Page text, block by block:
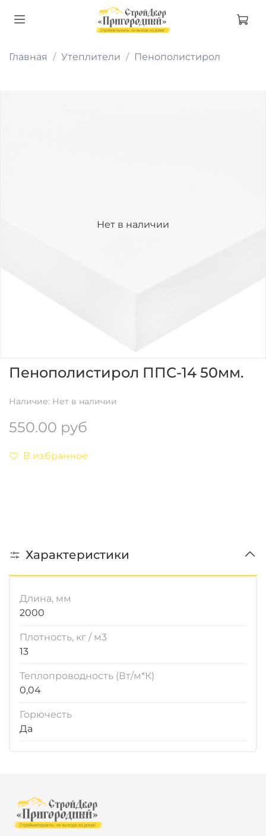
Главная Утеплители Пенополистирол
Нет в наличии
Наличие: Нет в наличии
Пенополистирол ППС-14 50мм.
550.00 руб
В избранное
Характеристики
Длина, мм
2000
Плотность, кг / м3
13
Теплопроводность (Вт/м*К)
0,04
Горючесть
Да